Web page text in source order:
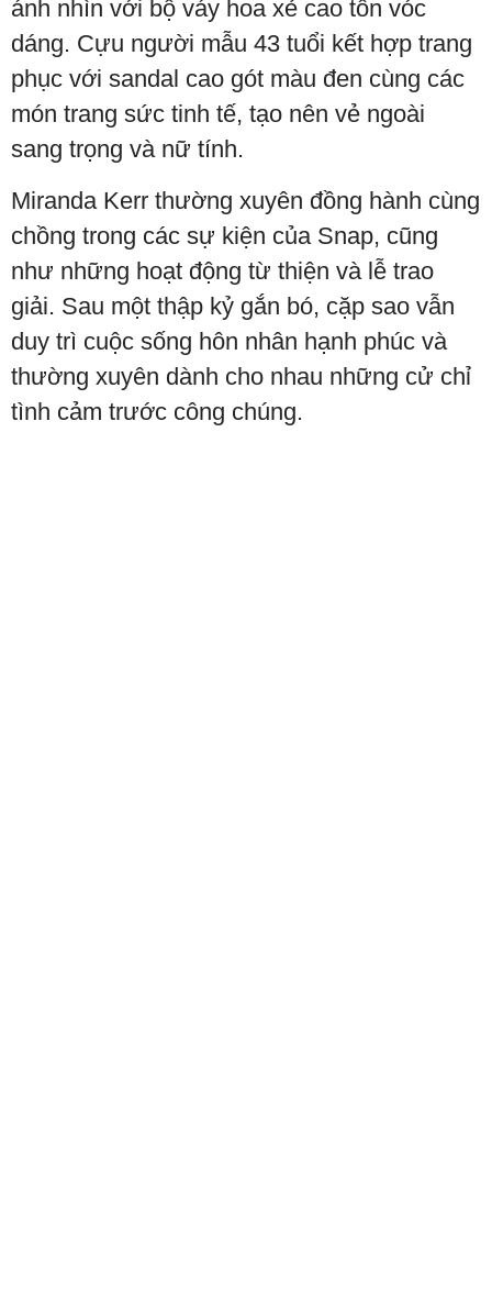
ánh nhìn với bộ váy hoa xẻ cao tôn vóc
dáng. Cựu người mẫu 43 tuổi kết hợp trang
phục với sandal cao gót màu đen cùng các
món trang sức tinh tế, tạo nên vẻ ngoài
sang trọng và nữ tính.
Miranda Kerr thường xuyên đồng hành cùng
chồng trong các sự kiện của Snap, cũng
như những hoạt động từ thiện và lễ trao
giải. Sau một thập kỷ gắn bó, cặp sao vẫn
duy trì cuộc sống hôn nhân hạnh phúc và
thường xuyên dành cho nhau những cử chỉ
tình cảm trước công chúng.